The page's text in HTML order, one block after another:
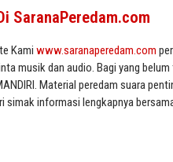
SaranaPeredam.com
Kamiwww.saranaperedam.com
musik dan audio. Bagi yang
Material peredam suara
simak informasi lengkapnya